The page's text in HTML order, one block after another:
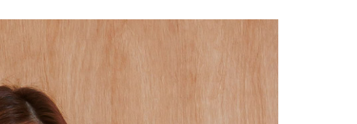
每筆NT$60，滿NT$2,000(含以上)免運費
付款後7-11取貨
每筆NT$60，滿NT$2,000(含以上)免運費